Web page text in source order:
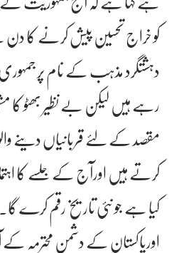
کو خراج تحسین پیش کرنے کا
دہشتگرد مذہب کے نام پر
رہے ہیں لیکن بے نظیر بھٹو
مقصد کے لئے قربانیاں دینے
کرتے ہیں اورآج کے جلسے کا
کیا ہے جو نئی تاریخ رقم کرے
اورپاکستان کے دشمن محترمہ